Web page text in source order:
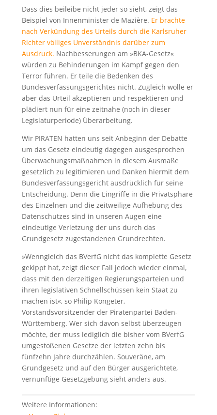
Dass dies beileibe nicht jeder so sieht, zeigt das
Beispiel von Innenminister de Mazière. Er brachte
nach Verkündung des Urteils durch die Karlsruher
Richter völliges Unverständnis darüber zum
Ausdruck. Nachbesserungen am »BKA-Gesetz«
würden zu Behinderungen im Kampf gegen den
Terror führen. Er teile die Bedenken des
Bundesverfassungsgerichtes nicht. Zugleich wolle er
aber das Urteil akzeptieren und respektieren und
plädiert nun für eine zeitnahe (noch in dieser
Legislaturperiode) Überarbeitung.
Wir PIRATEN hatten uns seit Anbeginn der Debatte
um das Gesetz eindeutig dagegen ausgesprochen
Überwachungsmaßnahmen in diesem Ausmaße
gesetzlich zu legitimieren und Danken hiermit dem
Bundesverfassungsgericht ausdrücklich für seine
Entscheidung. Denn die Eingriffe in die Privatsphäre
des Einzelnen und die zeitweilige Aufhebung des
Datenschutzes sind in unseren Augen eine
eindeutige Verletzung der uns durch das
Grundgesetz zugestandenen Grundrechten.
»Wenngleich das BVerfG nicht das komplette Gesetz
gekippt hat, zeigt dieser Fall jedoch wieder einmal,
dass mit den derzeitigen Regierungsparteien und
ihren legislativen Schnellschüssen kein Staat zu
machen ist«, so Philip Köngeter,
Vorstandsvorsitzender der Piratenpartei Baden-
Württemberg. Wer sich davon selbst überzeugen
möchte, der muss lediglich die bisher vom BVerfG
umgestoßenen Gesetze der letzten zehn bis
fünfzehn Jahre durchzählen. Souveräne, am
Grundgesetz und auf den Bürger ausgerichtete,
vernünftige Gesetzgebung sieht anders aus.
Weitere Informationen: